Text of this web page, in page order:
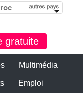
gratuite
Multimédia
Emploi